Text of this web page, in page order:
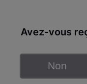
Avez-vous
Non